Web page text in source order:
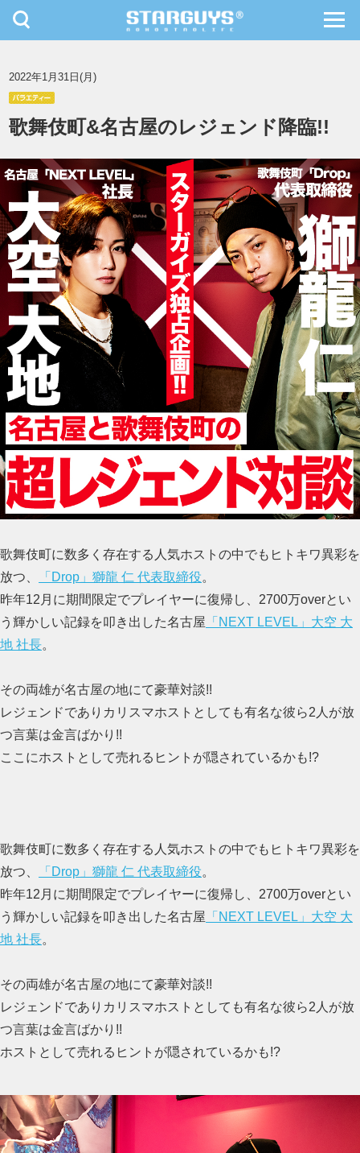
toggle
navigation
2022年1月31日(月)
歌舞伎町&名古屋のレジェンド降臨!!
歌舞伎町に数多く存在する人気ホストの中でもヒトキワ異彩を
放つ、
「Drop」獅龍 仁 代表取締役。
昨年12月に期間限定でプレイヤーに復帰し、2700万overとい
う輝かしい記録を叩き出した名古屋 「NEXT LEVEL」大空 大
地 社長。
その両雄が名古屋の地にて豪華対談!!
レジェンドでありカリスマホストとしても有名な彼ら2人が放
つ言葉は金言ばかり!!
ここにホストとして売れるヒントが隠されているかも!?
歌舞伎町に数多く存在する人気ホストの中でもヒトキワ異彩を
放つ、
「Drop」獅龍 仁 代表取締役。
昨年12月に期間限定でプレイヤーに復帰し、2700万overとい
う輝かしい記録を叩き出した名古屋 「NEXT LEVEL」大空 大
地 社長。
その両雄が名古屋の地にて豪華対談!!
レジェンドでありカリスマホストとしても有名な彼ら2人が放
つ言葉は金言ばかり!!
ホストとして売れるヒントが隠されているかも!?